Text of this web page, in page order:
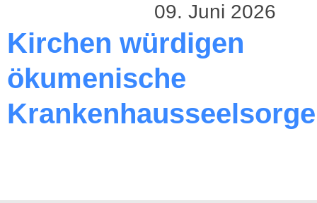
09. Juni 2026
Kirchen würdigen
ökumenische
Krankenhausseelsorge